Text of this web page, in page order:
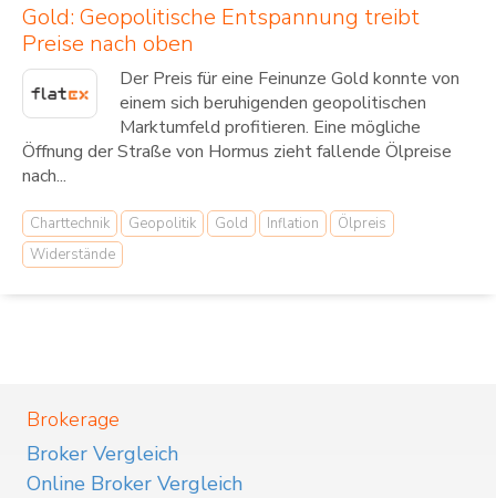
Gold: Geopolitische Entspannung treibt
Preise nach oben
Der Preis für eine Feinunze Gold konnte von
einem sich beruhigenden geopolitischen
Marktumfeld profitieren. Eine mögliche
Öffnung der Straße von Hormus zieht fallende Ölpreise
nach...
Charttechnik Geopolitik Gold Inflation
Ölpreis
Widerstände
Brokerage
Broker Vergleich
Online Broker Vergleich